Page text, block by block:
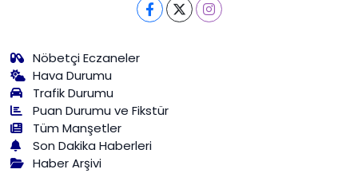
Nöbetçi Eczaneler
Hava Durumu
Trafik Durumu
Puan Durumu ve Fikstür
Tüm Manşetler
Son Dakika Haberleri
Haber Arşivi